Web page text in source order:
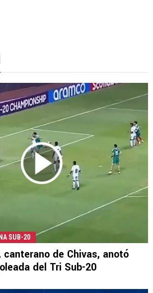
SUB-20
canterano de Chivas, anotó
del Tri Sub-20